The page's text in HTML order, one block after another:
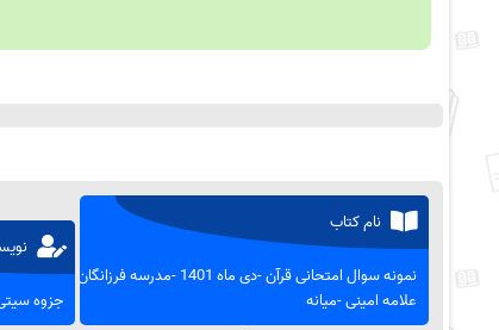
نام کتاب
نمونه سوال امتحانی قرآن -دی ماه 1401 -مدرسه فرزانگان
علامه امینی -میانه
جزوه